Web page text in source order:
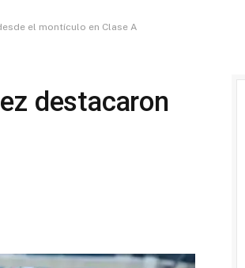
el montículo en Clase A
destacaron